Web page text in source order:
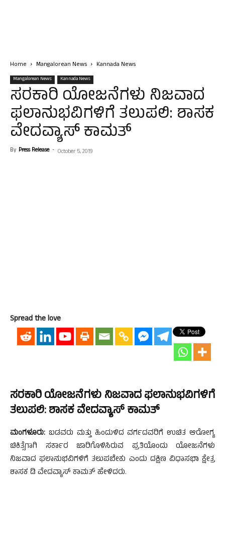
Home Mangalorean News Kannada News
Mangalorean News Kannada News
ಸರಕಾರಿ ಯೋಜನೆಗಳು ನಿಜವಾದ
ಫಲಾನುಭವಿಗಳಿಗೆ ತಲುಪಲಿ: ಶಾಸಕ
ವೇದವ್ಯಾಸ್ ಕಾಮತ್
By Press Release - October 5, 2019
Spread the love
ಸರಕಾರಿ ಯೋಜನೆಗಳು ನಿಜವಾದ ಫಲಾನುಭವಿಗಳಿಗೆ
ತಲುಪಲಿ: ಶಾಸಕ ವೇದವ್ಯಾಸ್ ಕಾಮತ್
ಮಂಗಳೂರು: ಬಡವರು ಮತ್ತು ಹಿಂದುಳಿದ ವರ್ಗದವರಿಗೆ ಉಚಿತ ಆರೋಗ್ಯ
ಚಿಕಿತ್ಸೆಗಾಗಿ ಸರ್ಕಾರ ಜಾರಿಗೊಳಿಸಿರುವ ಪ್ರತಿಯೊಂದು ಯೋಜನೆಗಳು
ನಿಜವಾದ ಫಲಾನುಭವಿಗಳಿಗೆ ತಲುಪಬೇಕು ಎಂದು ದಕ್ಷಿಣ ವಿಧಾಸಭಾ ಕ್ಷೇತ್ರ
ಶಾಸಕ ಡಿ ವೇದವ್ಯಾಸ್ ಕಾಮತ್ ಹೇಳಿದರು.